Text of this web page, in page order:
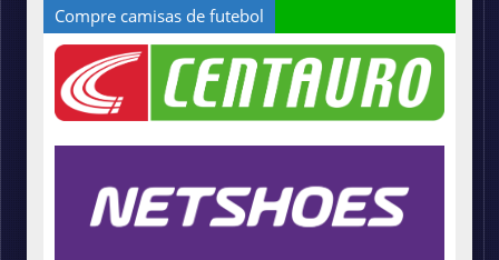
Compre camisas de futebol